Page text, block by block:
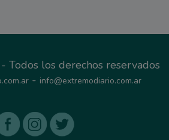
los derechos reservados
- info@extremodiario.com.ar